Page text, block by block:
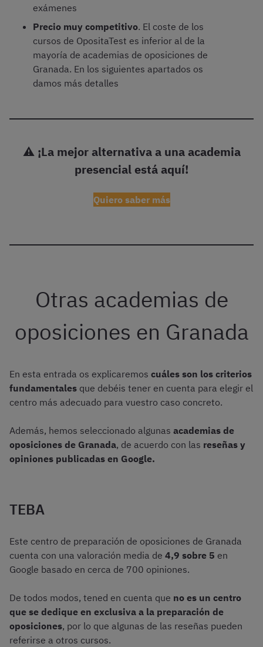
exámenes
Precio muy competitivo. El coste de los
cursos de OpositaTest es inferior al de la
mayoría de academias de oposiciones de
Granada. En los siguientes apartados os
damos más detalles
⚠️ ¡La mejor alternativa a una academia
presencial está aquí!
Quiero saber más
Otras academias de
oposiciones en Granada
En esta entrada os explicaremos cuáles son los criterios
fundamentales que debéis tener en cuenta para elegir el
centro más adecuado para vuestro caso concreto.
Además, hemos seleccionado algunas academias de
oposiciones de Granada, de acuerdo con las reseñas y
opiniones publicadas en Google.
TEBA
Este centro de preparación de oposiciones de Granada
cuenta con una valoración media de 4,9 sobre 5 en
Google basado en cerca de 700 opiniones.
De todos modos, tened en cuenta que no es un centro
que se dedique en exclusiva a la preparación de
oposiciones, por lo que algunas de las reseñas pueden
referirse a otros cursos.